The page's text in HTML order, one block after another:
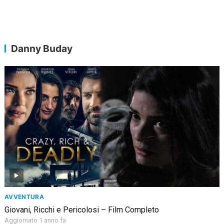
Danny Buday
AVVENTURA
Giovani, Ricchi e Pericolosi – Film Completo
Aggiornato 1 anno fa